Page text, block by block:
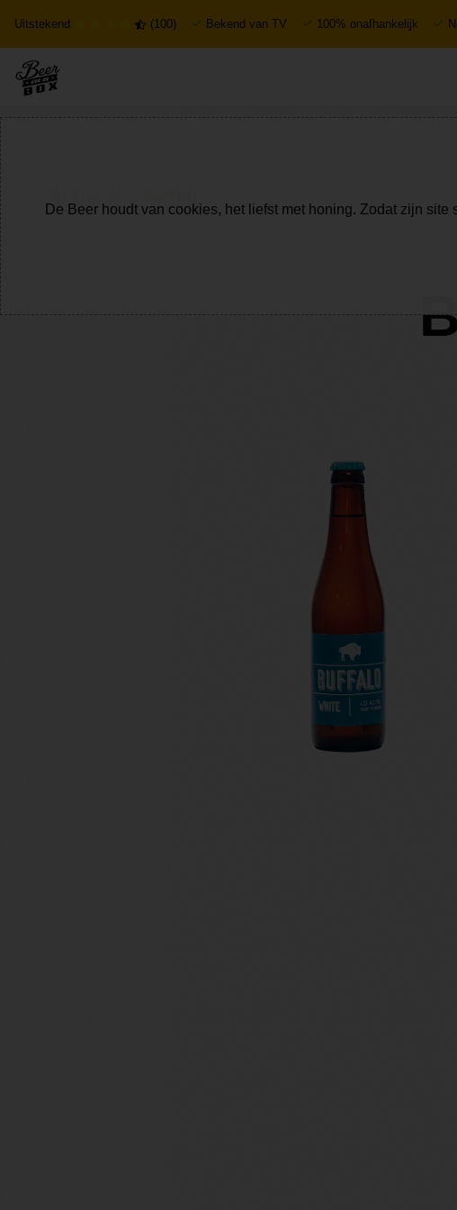
Uitstekend (100) Bekend van TV 100% onafhankelijk
De Beer houdt van cookies, het liefst met honing. Zodat zijn